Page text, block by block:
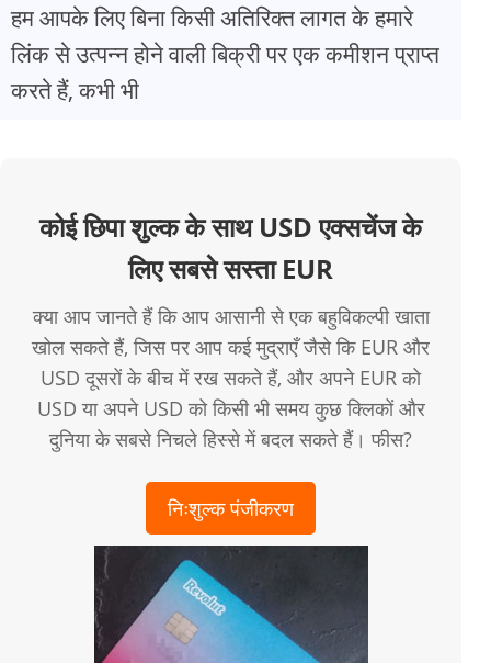
हम आपके लिए बिना किसी अतिरिक्त लागत के हमारे
लिंक से उत्पन्न होने वाली बिक्री पर एक कमीशन प्राप्त
करते हैं, कभी भी
कोई छिपा शुल्क के साथ USD एक्सचेंज के
लिए सबसे सस्ता EUR
क्या आप जानते हैं कि आप आसानी से एक बहुविकल्पी खाता
खोल सकते हैं, जिस पर आप कई मुद्राएँ जैसे कि EUR और
USD दूसरों के बीच में रख सकते हैं, और अपने EUR को
USD या अपने USD को किसी भी समय कुछ क्लिकों और
दुनिया के सबसे निचले हिस्से में बदल सकते हैं। फीस?
निःशुल्क पंजीकरण